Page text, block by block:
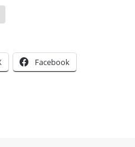
Facebook